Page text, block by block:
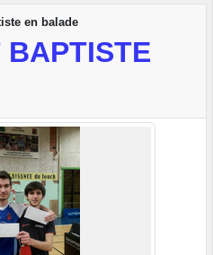
en balade
BAPTISTE